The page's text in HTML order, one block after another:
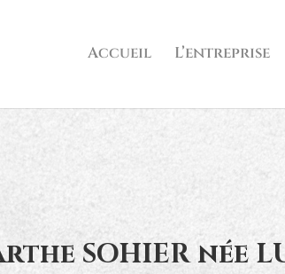
Accueil L’entreprise
SOHIER née